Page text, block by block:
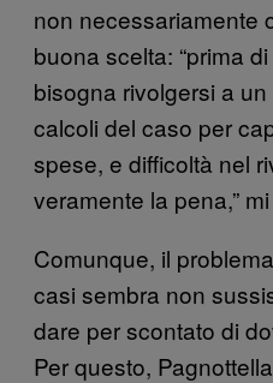
non necessariamente
buona scelta: “prima
bisogna rivolgersi a
calcoli del caso per
spese, e difficoltà nel
veramente la pena,”
Comunque, il
casi sembra non
dare per scontato di
Per questo,